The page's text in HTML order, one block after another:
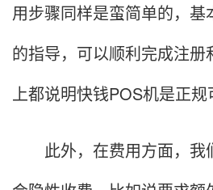
用步骤同样是蛮简单的，
的指导，可以顺利完成注册
上都说明快钱POS机是正规
此外，在费用方面，我